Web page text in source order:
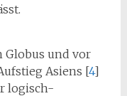
und vor
Asiens [4]
logisch-